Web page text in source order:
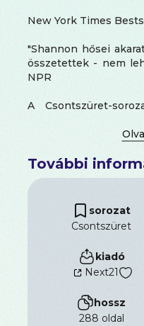
New York Times
"Shannon hősei
összetettek - nem
NPR
A Csontszüret-
A Rózsakoronáért
Paige Mahoney a
alkirálynője lett.
hadsereget
kötött
bosszúszomjas
Arcturus
ugyan javul
szindikátus
támogatását.
További
sorozat
Csontszüret
kiadó
Next21
hossz
288 oldal